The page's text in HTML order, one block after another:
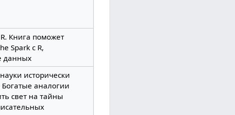
Книга поможет
Spark с R,
данных
исторически
аналогии
свет на тайны